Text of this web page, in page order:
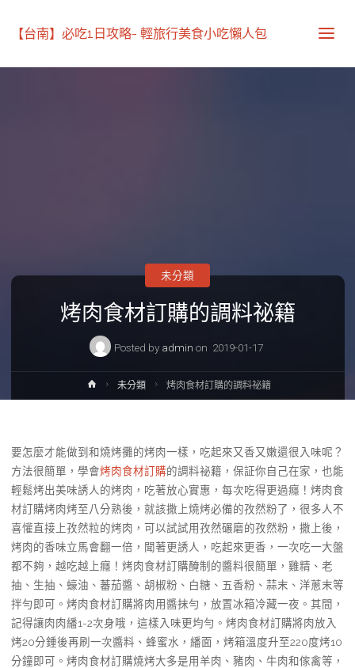
【台南】必吃1日攻略- 輕旅行美食小吃懶人包
烤肉食材訂購的調料祕籍
Posted by admin on 2019-01-17
未分類
Home未分類 烤肉食材訂購的調料祕籍
要怎麼才能做到和燒烤攤的烤肉一樣，吃起來又香又嫩還很入味呢？
方法很簡單，學會烤肉食材訂購的調料祕籍，保証你自己在家，也能
輕鬆烤出美味誘人的烤肉，吃著放心實惠，每次吃得更過癮！烤肉食
材訂購烤肉烤至八分熟後，就該撒上燒烤必備的孜然粉了，很多人不
喜懽直接上孜然粒的烤肉，可以試試用孜然碾磨的孜然粉，撒上後，
烤肉的香味立馬會翻一倍，聞著更誘人，吃起來更香，一次吃一大盤
都不夠，越吃越上癮！烤肉食材訂購醃制的醬料很簡單，雞精、老
抽、生抽、蠔油、蕃茄醬、胡椒粉、白糖、五香粉、蒜末、洋蔥末等
拌勻即可。烤肉食材訂購將肉用醬抹勻，放置冰箱冷藏一夜。其間，
記得讓肉肉繙1-2次身哦，這樣入味更均勻。烤肉食材訂購將肉放入
烤20分鍾後再刷一次醬料、蜂蜜水，繙面，烤箱溫度升至220度烤10
分鐘即可。烤肉食材訂購燒烤大多是用羊肉、豬肉、牛肉和傢禽等，